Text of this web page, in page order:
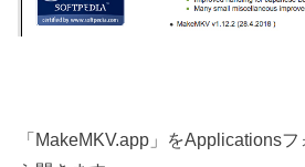
「MakeMKV.app」をApplications